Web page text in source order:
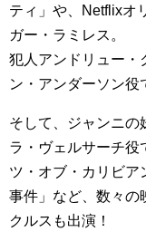
ティ」や、Netflixオ
ガー・ラミレス。
犯人アンドリュー・
ン・アンダーソン役
そして、ジャンニの
ラ・ヴェルサーチ役
ツ・オブ・カリビア
事件」など、数々の
クルスも出演！